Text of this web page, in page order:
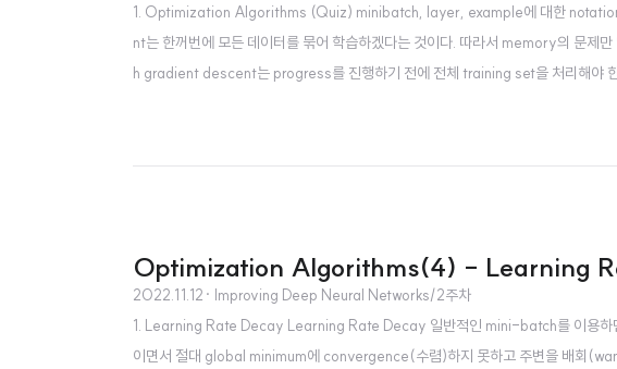
1. Optimization Algorithms (Quiz) minibatch, layer, example에 대한
nt는 한꺼번에 모든 데이터를 묶어 학습하겠다는 것이다. 따라서 memory의 문
h gradient descent는 progress를 진행하기 전에 전체 training set을 처리해
Optimization Algorithms(4) - Learning
2022.11.12 · Improving Deep Neural Networks/2주차
1. Learning Rate Decay Learning Rate Decay 일반적인 mini-batch를 이용하
이면서 절대 global minimum에 convergence(수렴)하지 못하고 주변을 배회